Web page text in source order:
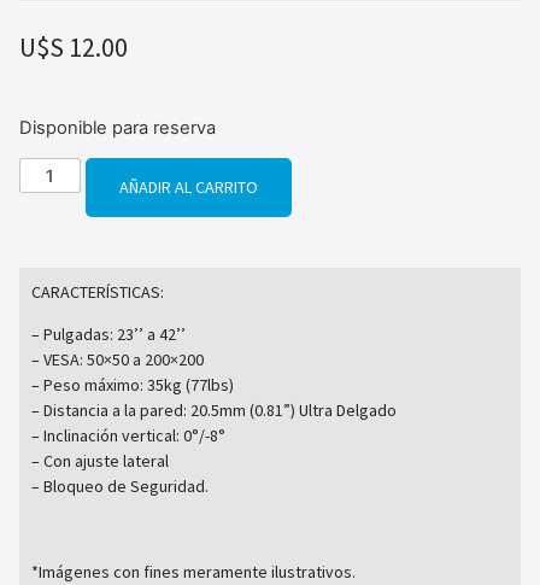
U$S 12.00
Disponible para reserva
AÑADIR AL CARRITO
CARACTERÍSTICAS:
– Pulgadas: 23’’ a 42’’
– VESA: 50×50 a 200×200
– Peso máximo: 35kg (77lbs)
– Distancia a la pared: 20.5mm (0.81”) Ultra Delgado
– Inclinación vertical: 0°/-8°
– Con ajuste lateral
– Bloqueo de Seguridad.
*Imágenes con fines meramente ilustrativos.